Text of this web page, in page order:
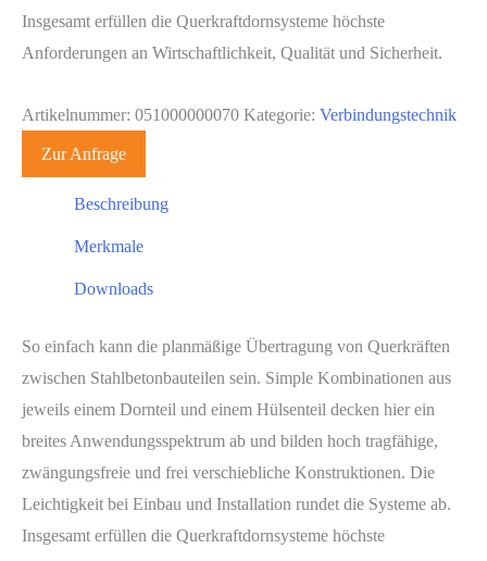
Insgesamt erfüllen die Querkraftdornsysteme höchste
Anforderungen an Wirtschaftlichkeit, Qualität und Sicherheit.
Artikelnummer: 051000000070 Kategorie: Verbindungstechnik
Zur Anfrage
Beschreibung
Merkmale
Downloads
So einfach kann die planmäßige Übertragung von Querkräften
zwischen Stahlbetonbauteilen sein. Simple Kombinationen aus
jeweils einem Dornteil und einem Hülsenteil decken hier ein
breites Anwendungsspektrum ab und bilden hoch tragfähige,
zwängungsfreie und frei verschiebliche Konstruktionen. Die
Leichtigkeit bei Einbau und Installation rundet die Systeme ab.
Insgesamt erfüllen die Querkraftdornsysteme höchste